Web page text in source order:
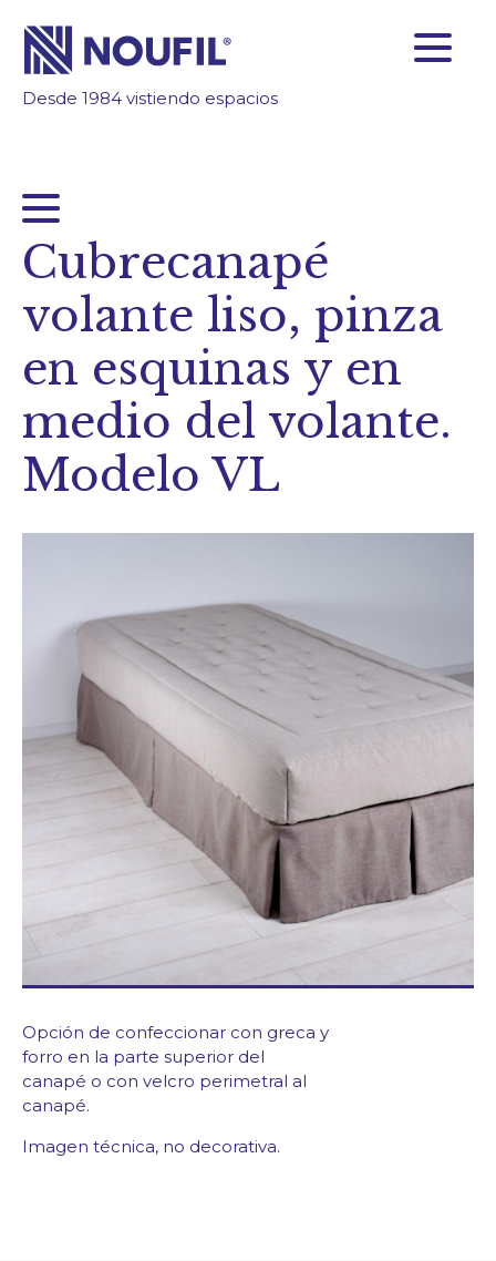
Desde 1984 vistiendo espacios
SOMOS FABRICANTES
TECNOLOGÍA
INSPÍRATE
ÁREA CLIENTES
Empresa
Servicios
Productos
Blog/News
Cubrecanapé
volante liso, pinza
en esquinas y en
medio del volante.
Modelo VL
Opción de confeccionar con greca y
forro en la parte superior del
canapé o con velcro perimetral al
canapé.
Imagen técnica, no decorativa.